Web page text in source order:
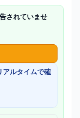
されていませ
アルタイムで確